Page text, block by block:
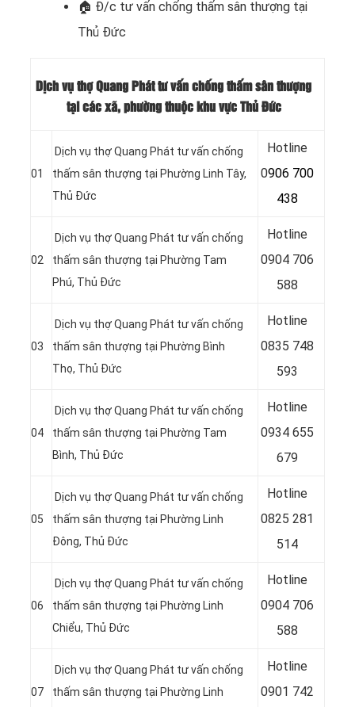
🏠 Đ/c tư vấn chống thấm sân thượng tại
Thủ Đức
Dịch vụ thợ Quang Phát tư vấn chống thấm sân thượng
tại các xã, phường thuộc khu vực Thủ Đức
01
Dịch vụ thợ Quang Phát tư vấn chống
thấm sân thượng tại Phường Linh Tây,
Thủ Đức
Hotline
0906 700
438
02
Dịch vụ thợ Quang Phát tư vấn chống
thấm sân thượng tại Phường Tam
Phú, Thủ Đức
Hotline
0904 706
588
03
Dịch vụ thợ Quang Phát tư vấn chống
thấm sân thượng tại Phường Bình
Thọ, Thủ Đức
Hotline
0835 748
593
04
Dịch vụ thợ Quang Phát tư vấn chống
thấm sân thượng tại Phường Tam
Bình, Thủ Đức
Hotline
0934 655
679
05
Dịch vụ thợ Quang Phát tư vấn chống
thấm sân thượng tại Phường Linh
Đông, Thủ Đức
Hotline
0825 281
514
06
Dịch vụ thợ Quang Phát tư vấn chống
thấm sân thượng tại Phường Linh
Chiểu, Thủ Đức
Hotline
0904 706
588
07
Dịch vụ thợ Quang Phát tư vấn chống
thấm sân thượng tại Phường Linh
Hotline
0901 742